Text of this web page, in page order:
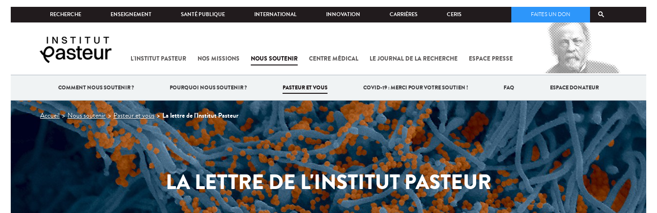
RECHERCHE ENSEIGNEMENT SANTÉ PUBLIQUE INTERNATIONAL INNOVATION CARRIÈRES CERIS FAITES UN DON
L'INSTITUT PASTEUR NOS MISSIONS NOUS SOUTENIR CENTRE MÉDICAL LE JOURNAL DE LA RECHERCHE ESPACE PRESSE
COV-2 /
L'INSTITUT
PASTEUR
COMMENT NOUS SOUTENIR ? POURQUOI NOUS SOUTENIR ? PASTEUR ET VOUS COVID-19 : MERCI POUR VOTRE SOUTIEN ! FAQ ESPACE DONATEUR
Vous
Accueil Nous soutenir Pasteur et vous La lettre de l'Institut Pasteur
LA LETTRE DE L'INSTITUT PASTEUR